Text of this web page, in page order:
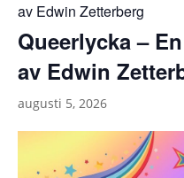
av Edwin Zetterberg
Queerlycka –
av Edwin
augusti 5, 2026